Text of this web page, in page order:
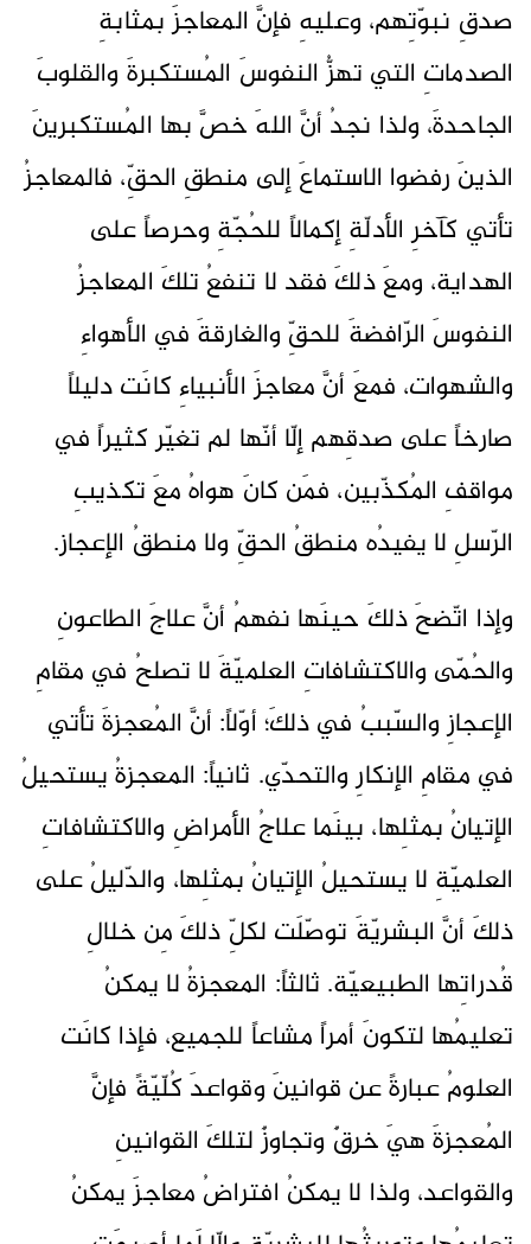
صدقِ نبوّتِهم، وعليهِ فإنَّ المعاجزَ بمثابةِ
الصدماتِ التي تهزُّ النفوسَ المُستكبرةَ والقلوبَ
الجاحدةَ، ولذا نجدُ أنَّ اللهَ خصَّ بها المُستكبرينَ
الذينَ رفضوا الاستماعَ إلى منطقِ الحقِّ، فالمعاجزُ
تأتي كآخرِ الأدلّةِ إكمالاً للحُجّةِ وحرصاً على
الهداية، ومعَ ذلكَ فقد لا تنفعُ تلكَ المعاجزُ
النفوسَ الرّافضةَ للحقِّ والغارقةَ في الأهواءِ
والشهوات، فمعَ أنَّ معاجزَ الأنبياءِ كانَت دليلاً
صارخاً على صدقِهم إلّا أنّها لم تغيّر كثيراً في
مواقفِ المُكذّبين، فمَن كانَ هواهُ معَ تكذيبِ
الرّسلِ لا يفيدُه منطقُ الحقِّ ولا منطقُ الإعجاز.
وإذا اتّضحَ ذلكَ حينَها نفهمُ أنَّ علاجَ الطاعونِ
والحُمّى والاكتشافاتِ العلميّةَ لا تصلحُ في مقامِ
الإعجازِ والسّببُ في ذلكَ؛ أوّلاً: أنَّ المُعجزةَ تأتي
في مقامِ الإنكارِ والتحدّي. ثانياً: المعجزةُ يستحيلُ
الإتيانُ بمثلِها، بينَما علاجُ الأمراضِ والاكتشافاتِ
العلميّةِ لا يستحيلُ الإتيانُ بمثلِها، والدّليلُ على
ذلكَ أنَّ البشريّةَ توصّلَت لكلِّ ذلكَ مِن خلالِ
قُدراتِها الطبيعيّة. ثالثاً: المعجزةُ لا يمكنُ
تعليمُها لتكونَ أمراً مشاعاً للجميع، فإذا كانَت
العلومُ عبارةً عن قوانينَ وقواعدَ كُلّيّةً فإنَّ
المُعجزةَ هيَ خرقٌ وتجاوزٌ لتلكَ القوانينِ
والقواعد، ولذا لا يمكنُ افتراضُ معاجزَ يمكنُ